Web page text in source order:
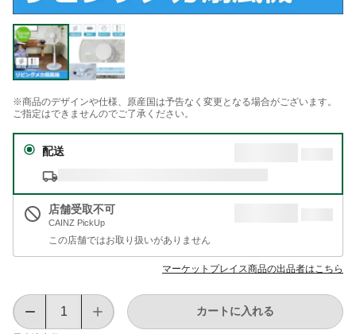
※商品のデザインや仕様、原産国は予告なく変更となる場合がございます。
ご指定はできませんのでご了承ください。
配送
店舗受取不可
CAINZ PickUp
この店舗ではお取り扱いがありません
マーケットプレイス商品の出品者はこちら
カートに入れる